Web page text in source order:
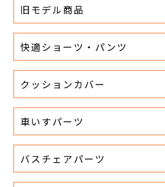
旧モデル商品
快適ショーツ・パンツ
クッションカバー
車いすパーツ
バスチェアパーツ